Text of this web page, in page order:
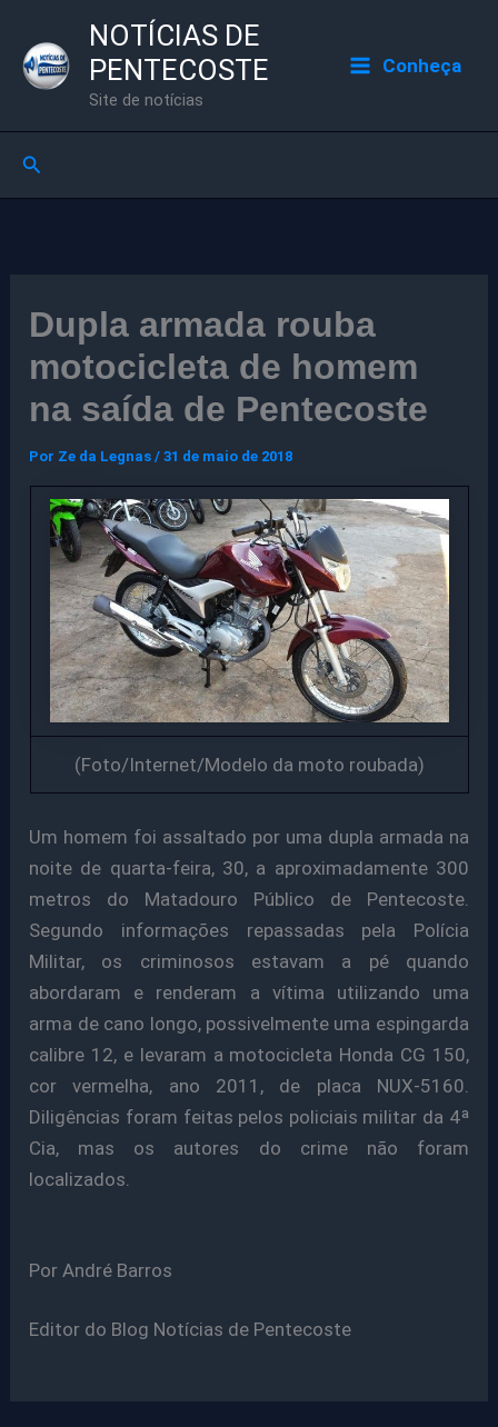
para
NOTÍCIAS DE
PENTECOSTE
Site de notícias
Conheça
Pesquisar
Dupla armada rouba
motocicleta de homem
na saída de Pentecoste
Por Ze da Legnas/31 de maio de 2018
(Foto/Internet/Modelo da moto roubada)
Um homem foi assaltado por uma dupla armada na
noite de quarta-feira, 30, a aproximadamente 300
metros do Matadouro Público de Pentecoste.
Segundo informações repassadas pela Polícia
Militar, os criminosos estavam a pé quando
abordaram e renderam a vítima utilizando uma
arma de cano longo, possivelmente uma espingarda
calibre 12, e levaram a motocicleta Honda CG 150,
cor vermelha, ano 2011, de placa NUX-5160.
Diligências foram feitas pelos policiais militar da 4ª
Cia, mas os autores do crime não foram
localizados.
Por André Barros
Editor do Blog Notícias de Pentecoste